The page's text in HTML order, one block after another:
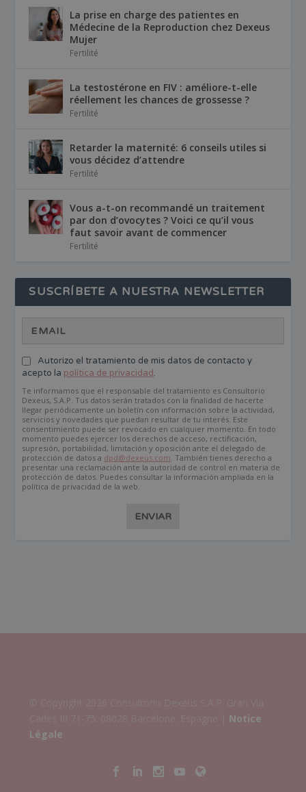
La prise en charge des patientes en
Médecine de la Reproduction chez Dexeus
Mujer
Fertilité
La testostérone en FIV : améliore-t-elle
réellement les chances de grossesse ?
Fertilité
Retarder la maternité: 6 conseils utiles si
vous décidez d’attendre
Fertilité
Vous a-t-on recommandé un traitement
par don d’ovocytes ? Voici ce qu’il vous
faut savoir avant de commencer
Fertilité
SUSCRÍBETE A NUESTRA NEWSLETTER
Autorizo el tratamiento de mis datos de contacto y
acepto la política de privacidad.
Te informamos que el responsable del tratamiento es Consultorio
Dexeus, S.A.P. Tus datos serán tratados con la finalidad de hacerte
llegar periódicamente un boletín con información sobre la actividad,
servicios y novedades que puedan resultar de tu interés. Este
consentimiento puede ser revocado en cualquier momento. En todo
momento puedes ejercer los derechos de acceso, rectificación,
supresión, portabilidad, limitación y oposición ante el delegado de
protección de datos a dpd@dexeus.com. También tienes derecho a
presentar una reclamación ante la autoridad de control en materia de
protección de datos. Puedes consultar la información ampliada en la
política de privacidad de la web.
ENVIAR
Notice
Légale